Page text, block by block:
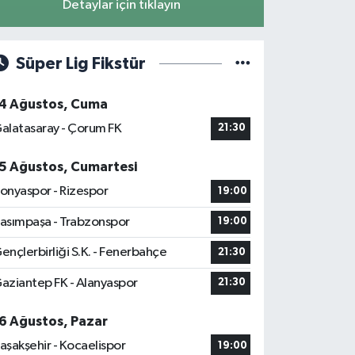
Detaylar için tıklayın
Süper Lig Fikstür
Ağustos, Cuma
- Çorum FK
21:30
Ağustos, Cumartesi
- Rizespor
19:00
- Trabzonspor 19:00
S.K. - Fenerbahçe 21:30
FK - Alanyaspor 21:30
Ağustos, Pazar
- Kocaelispor
19:00